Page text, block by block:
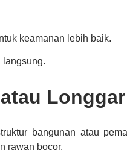
keamanan lebih baik.
langsung.
Longgar
bangunan atau
rawan bocor.